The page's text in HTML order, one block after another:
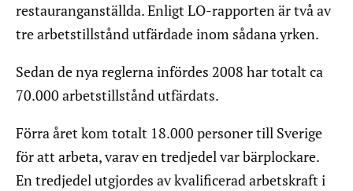
restauranganställda. Enligt LO-rapporten är två av
tre arbetstillstånd utfärdade inom sådana yrken.
Sedan de nya reglerna infördes 2008 har totalt ca
70.000 arbetstillstånd utfärdats.
Förra året kom totalt 18.000 personer till Sverige
för att arbeta, varav en tredjedel var bärplockare.
En tredjedel utgjordes av kvalificerad arbetskraft i